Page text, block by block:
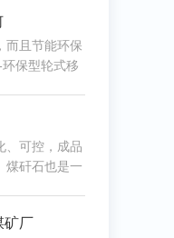
而且节能环保
保型轮式移
、可控，成品
煤矸石也是一
矿厂